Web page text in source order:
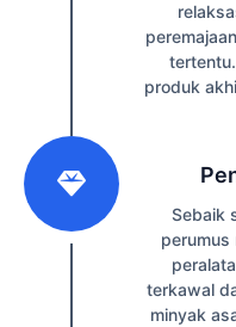
produk
Sebaik
perumus
terkawal
minyak